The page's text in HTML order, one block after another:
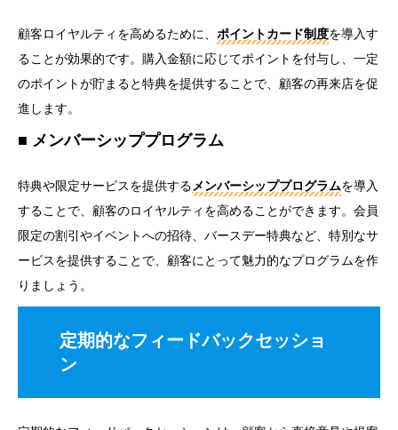
顧客ロイヤルティを高めるために、 ポイントカード制度を導入す
ることが効果的です。購入金額に応じてポイントを付与し、一定
のポイントが貯まると特典を提供することで、顧客の再来店を促
進します。
メンバーシッププログラム
特典や限定サービスを提供するメンバーシッププログラムを導入
することで、顧客のロイヤルティを高めることができます。会員
限定の割引やイベントへの招待、バースデー特典など、特別なサ
ービスを提供することで、顧客にとって魅力的なプログラムを作
りましょう。
定期的なフィードバックセッショ
ン